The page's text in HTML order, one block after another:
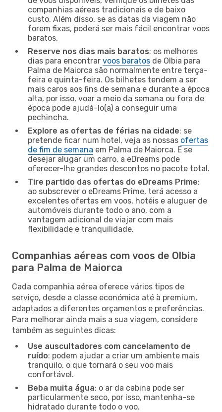
companhias aéreas tradicionais e de baixo
custo. Além disso, se as datas da viagem não
forem fixas, poderá ser mais fácil encontrar voos
baratos.
Reserve nos dias mais baratos: os melhores
dias para encontrar voos baratos de Olbia para
Palma de Maiorca são normalmente entre terça-
feira e quinta-feira. Os bilhetes tendem a ser
mais caros aos fins de semana e durante a época
alta, por isso, voar a meio da semana ou fora de
época pode ajudá-lo(a) a conseguir uma
pechincha.
Explore as ofertas de férias na cidade: se
pretende ficar num hotel, veja as nossas ofertas
de fim de semana em Palma de Maiorca. E se
desejar alugar um carro, a eDreams pode
oferecer-lhe grandes descontos no pacote total.
Tire partido das ofertas do eDreams Prime:
ao subscrever o eDreams Prime, terá acesso a
excelentes ofertas em voos, hotéis e aluguer de
automóveis durante todo o ano, com a
vantagem adicional de viajar com mais
flexibilidade e tranquilidade.
Companhias aéreas com voos de Olbia
para Palma de Maiorca
Cada companhia aérea oferece vários tipos de
serviço, desde a classe económica até à premium,
adaptados a diferentes orçamentos e preferências.
Para melhorar ainda mais a sua viagem, considere
também as seguintes dicas:
Use auscultadores com cancelamento de
ruído: podem ajudar a criar um ambiente mais
tranquilo, o que tornará o seu voo mais
confortável.
Beba muita água: o ar da cabina pode ser
particularmente seco, por isso, mantenha-se
hidratado durante todo o voo.